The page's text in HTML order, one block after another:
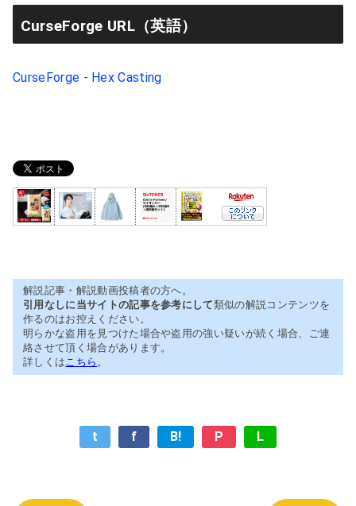
CurseForge URL（英語）
CurseForge - Hex Casting
解説記事・解説動画投稿者の方へ。
引用なしに当サイトの記事を参考にして類似の解説コンテンツを
作るのはお控えください。
明らかな盗用を見つけた場合や盗用の強い疑いが続く場合、ご連
絡させて頂く場合があります。
詳しくはこちら 。
t f B! P L